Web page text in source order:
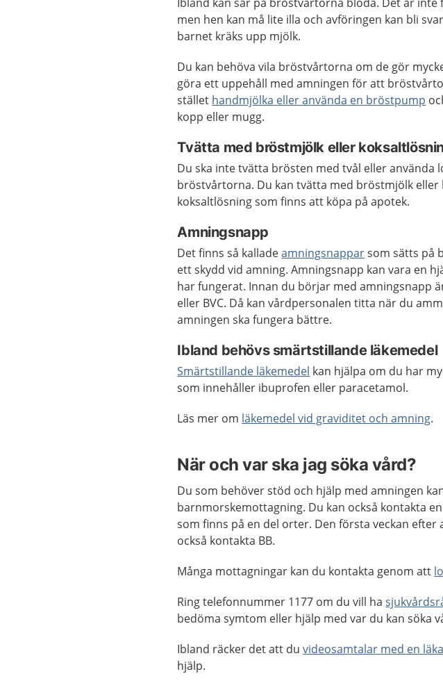
men hen kan må lite illa och avföringen kan bli
barnet kräks upp mjölk.
Du kan behöva vila bröstvårtorna om de gör
göra ett uppehåll med amningen för att
stället handmjölka eller använda en bröstpump
kopp eller mugg.
Tvätta med bröstmjölk eller
Du ska inte tvätta brösten med tvål eller använda
bröstvårtorna. Du kan tvätta med bröstmjölk eller
koksaltlösning som finns att köpa på apotek.
Amningsnapp
Det finns så kalladeamningsnapparsom sätts på
ett skydd vid amning. Amningsnapp kan vara en
har fungerat. Innan du börjar med amningsnapp
eller BVC. Då kan vårdpersonalen titta när du
amningen ska fungera bättre.
Ibland behövs smärtstillande läkemedel
Smärtstillande läkemedel kan hjälpa om du har
som innehåller ibuprofen eller paracetamol.
Läs mer om läkemedel vid graviditet och amning.
När och var ska jag söka vård?
Du som behöver stöd och hjälp med amningen
barnmorskemottagning. Du kan också kontakta
som finns på en del orter. Den första veckan
också kontakta BB.
Många mottagningar kan du kontakta genom att
Ring telefonnummer 1177 om du vill ha
bedöma symtom eller hjälp med var du kan söka
Ibland räcker det att duvideosamtalar med en
hjälp.